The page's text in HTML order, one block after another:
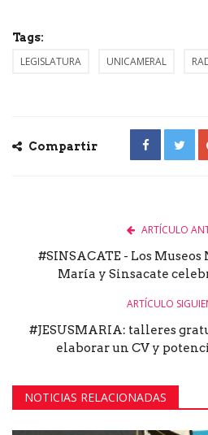
Tags:
LEGISLATURA UNICAMERAL
Compartir
ARTÍCULO
#SINSACATE - Los Museos
María y Sinsacate
ARTÍCULO
#JESUSMARIA: talleres
elaborar un CV y
NOTICIAS RELACIONADAS